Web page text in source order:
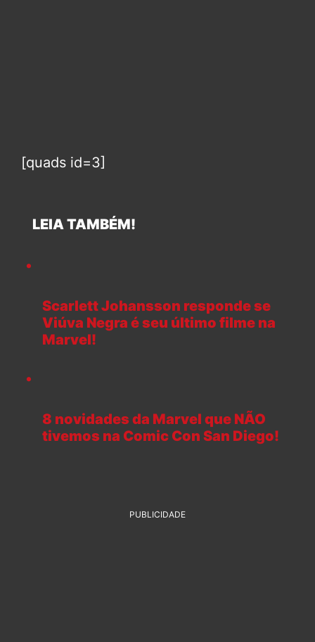
[quads id=3]
LEIA TAMBÉM!
Scarlett Johansson responde se
Viúva Negra é seu último filme na
Marvel!
8 novidades da Marvel que NÃO
tivemos na Comic Con San Diego!
PUBLICIDADE